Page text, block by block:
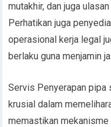
mutakhir, dan juga
Perhatikan juga
operasional kerja legal
berlaku guna menjamin
Servis Penyerapan pipa
krusial dalam
memastikan mekanisme